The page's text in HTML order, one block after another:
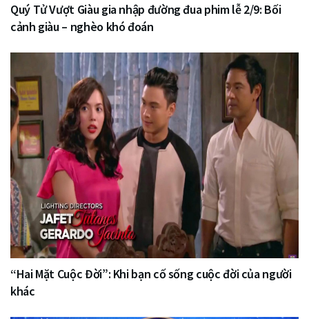
Quý Tử Vượt Giàu gia nhập đường đua phim lễ 2/9: Bối
cảnh giàu – nghèo khó đoán
“Hai Mặt Cuộc Đời”: Khi bạn cố sống cuộc đời của người
khác